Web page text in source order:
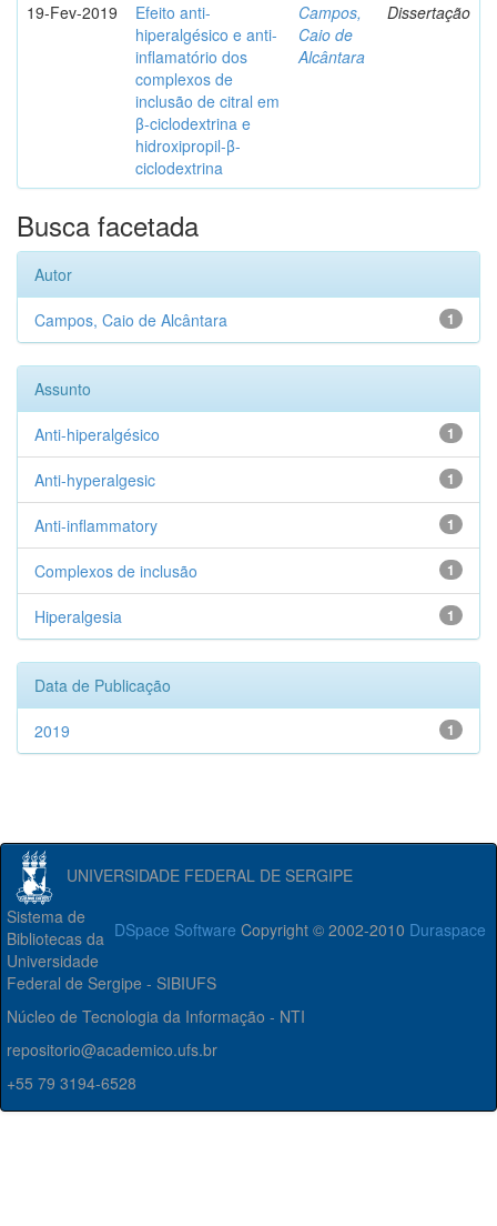
19-Fev-2019
Efeito anti-
hiperalgésico e anti-
inflamatório dos
complexos de
inclusão de citral em
β-ciclodextrina e
hidroxipropil-β-
ciclodextrina
Campos,
Caio de
Alcântara
Dissertação
Busca facetada
Autor
1
Campos, Caio de Alcântara
Assunto
1
Anti-hiperalgésico
1
Anti-hyperalgesic
1
Anti-inflammatory
1
Complexos de inclusão
1
Hiperalgesia
Data de Publicação
1
2019
UNIVERSIDADE FEDERAL DE SERGIPE
DSpace Software Copyright © 2002-2010 Duraspace
Sistema de
Bibliotecas da
Universidade
Federal de Sergipe - SIBIUFS
Núcleo de Tecnologia da Informação - NTI
repositorio@academico.ufs.br
+55 79 3194-6528